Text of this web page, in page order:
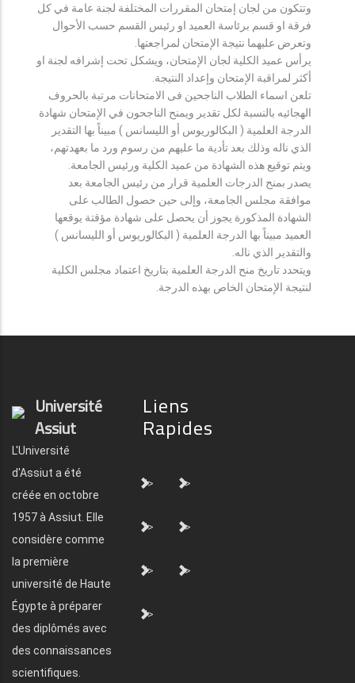
وتتكون من لجان إمتحان المقررات المختلفة لجنة عامة في كل
فرقة او قسم برئاسة العميد او رئيس القسم حسب الأحوال
وتعرض عليهما نتيجة الإمتحان لمراجعتها.
يرأس عميد الكلية لجان الإمتحان، ويشكل تحت إشرافه لجنة او
أكثر لمراقبة الإمتحان وإعداد النتيجة.
تلعن اسماء الطلاب الناجحين فى الامتحانات مرتبة بالحروف
الهجائيه بالنسبة لكل تقدير ويمنح الناجحون في الإمتحان شهادة
الدرجة العلمية ( البكالوريوس أو الليسانس ) مبيناً بها التقدير
الذي ناله وذلك بعد تأدية ما عليهم من رسوم ورد ما بعهدتهم،
ويتم توقيع هذه الشهادة من عميد الكلية ورئيس الجامعة.
يصدر بمنح الدرجات العلمية قرار من رئيس الجامعة بعد
موافقة مجلس الجامعة، وإلى حين حصول الطالب على
الشهادة المذكورة يجوز أن يحصل على شهادة مؤقتة يوقعها
العميد مبيناً بها الدرجة العلمية ( البكالوريوس أو الليسانس )
والتقدير الذي ناله.
ويتحدد تاريخ منح الدرجة العلمية بتاريخ اعتماد مجلس الكلية
لنتيجة الإمتحان الخاص بهذه الدرجة.
Université
Assiut
L'Université
d'Assiut a été
créée en octobre
1957 à Assiut. Elle
considère comme
la première
université de Haute
Égypte à préparer
des diplômés avec
des connaissances
scientifiques.
Liens
Rapides
"> ">
"> ">
"> ">
">